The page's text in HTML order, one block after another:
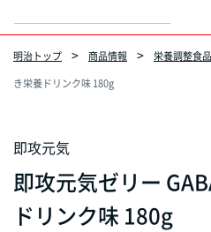
明治トップ 商品情報 栄養調整食品
き栄養ドリンク味 180g
即攻元気
即攻元気ゼリー
ドリンク味 180g